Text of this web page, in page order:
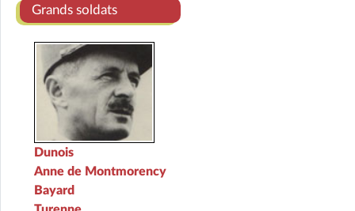
Grands soldats
Dunois
Anne de Montmorency
Bayard